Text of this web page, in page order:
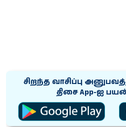
சிறந்த வாசிப்பு
திசை App-ஐ